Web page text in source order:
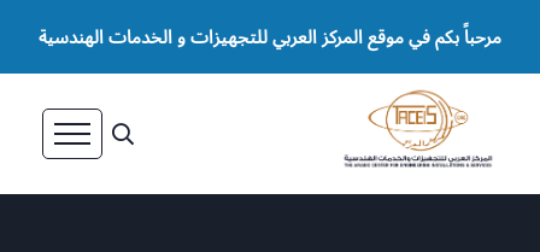
مرحباً بكم في موقع المركز العربي للتجهيزات و الخدمات الهندسية